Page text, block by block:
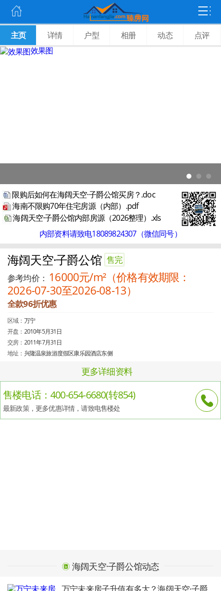
主页 详情 户型 相册 动态
点评
效果图
限购后如何在海阔天空·子爵公馆买房？.doc
海南不限购70年住宅房源（内部）.pdf
海阔天空·子爵公馆内部房源（2026整理）.xls
内部资料请致电18089824307（微信同号）
海阔天空·子爵公馆 售完
参考均价： 16000元/m²（价格有效期限：
2026-07-30至2026-08-13）
全款96折优惠
区域： 万宁
开盘： 2010年5月31日
交房： 2011年7月31日
地址： 兴隆温泉旅游度假区康乐园酒店东侧
更多详细资料
售楼电话：400-654-6680(转854)
最新政策，更多优惠详情，请致电售楼处
海阔天空·子爵公馆动态